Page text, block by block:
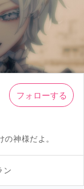
神様だよ。
フォローする
ン